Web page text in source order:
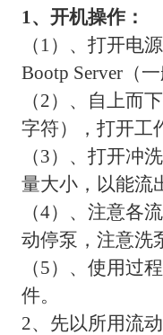
1、开机操作：
（1）、打开电
Bootp Server（
（2）、自上而
字符），打开工
（3）、打开冲
量大小，以能流
（4）、注意各
动停泵，注意洗
（5）、使用过
件。
2、先以所用流